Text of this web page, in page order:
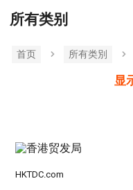
所有类别
首页 所有类別
显
HKTDC.com